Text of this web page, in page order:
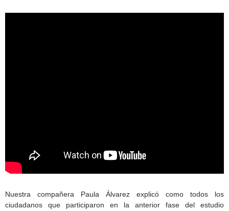
Nuestra compañera Paula Álvarez explicó como todos los
ciudadanos que participaron en la anterior fase del estudio